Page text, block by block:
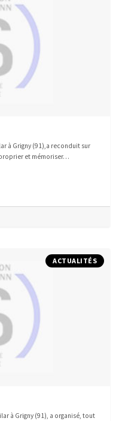
à Grigny (91),a reconduit sur
et mémoriser…
ACTUALITÉS
à Grigny (91), a organisé, tout